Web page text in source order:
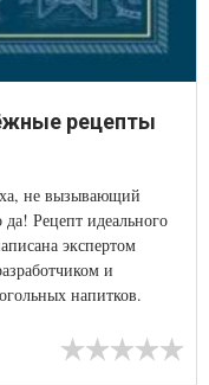
рецепты
не вызывающий
Рецепт идеального
экспертом
и
напитков.